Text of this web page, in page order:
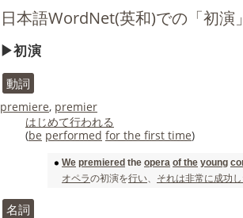
日本語WordNet(英和)での「初演
初演
動詞
premiere, premier
はじめて行われる
(be performed for the first time)
We premiered the opera of the young
オペラの初演を行い それは非常に成功
名詞